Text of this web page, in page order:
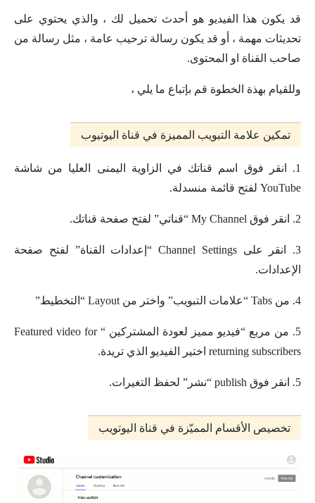
قد يكون هذا الفيديو هو أحدث تحميل لك ، والذي يحتوي على
تحديثات مهمة ، أو قد يكون رسالة ترحيب عامة ، مثل رسالة من
صاحب القناة او المحتوى.
وللقيام بهذة الخطوة قم بإتباع ما يلي ،
تمكين علامة التبويب المميزة في قناة اليوتيوب
1. انقر فوق اسم قناتك في الزاوية اليمنى العليا من شاشة
YouTube لفتح قائمة منسدلة.
2. انقر فوق My Channel “قناتي” لفتح صفحة قناتك.
3. انقر على Channel Settings “إعدادات القناة” لفتح صفحة
الإعدادات.
4. من Tabs “علامات التبويب” واختر من Layout “التخطيط”
5. من مربع “ فيديو مميز لعودة المشتركين “ Featured video for
returning subscribers اختير الفيديو الذي تريدة.
5. انقر فوق publish “نشر” لحفظ التغيرات.
تخصيص الأقسام المميّزة في قناة اليوتويب